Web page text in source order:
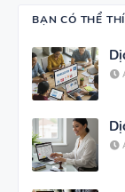
BẠN CÓ THỂ